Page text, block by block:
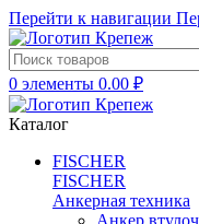
Перейти к навигации
0 элементы 0.00 ₽
Каталог
FISCHER
FISCHER
Анкерная техника
Анкер